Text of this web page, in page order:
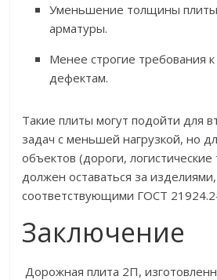
Уменьшение толщины плиты
арматуры.
Менее строгие требования
дефектам.
Такие плиты могут подойти для
задач с меньшей нагрузкой, но
объектов (дороги,
должен оставаться за изделиями,
соответствующими ГОСТ
Заключение
Дорожная плита 2П,